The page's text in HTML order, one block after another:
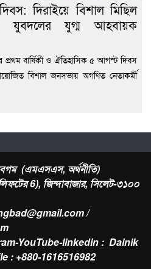
দিরাইয়ে বিশাল মিছিল
যুবদলের যুগ্ম আহবায়ক
প্রথম বার্ষিকী ও ঐতিহাসিক ৫ আগস্ট দিবস
বিশাল জনসভায় অগণিত নেতাকর্মী
(এমএসএস, অর্থনীতি)
6), জিন্দাবাজার, সিলেট-৩১০০
/
YouTube-linkedin : Dainik
: +880-1616516982